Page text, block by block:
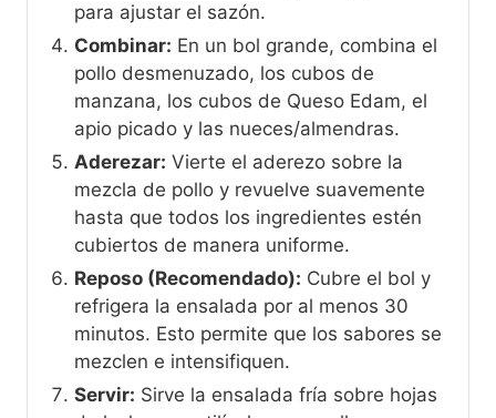
para ajustar el sazón.
Combinar: En un bol grande, combina el
pollo desmenuzado, los cubos de
manzana, los cubos de Queso Edam, el
apio picado y las nueces/almendras.
Aderezar: Vierte el aderezo sobre la
mezcla de pollo y revuelve suavemente
hasta que todos los ingredientes estén
cubiertos de manera uniforme.
Reposo (Recomendado): Cubre el bol y
refrigera la ensalada por al menos 30
minutos. Esto permite que los sabores se
mezclen e intensifiquen.
Servir: Sirve la ensalada fría sobre hojas